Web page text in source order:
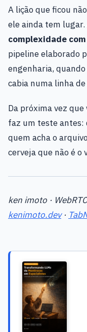
A lição que ficou
ele ainda tem
complexidade
pipeline elaborado
engenharia,
cabia numa linha
Da próxima vez
faz um teste antes:
quem acha o
cerveja que não é o
ken imoto ·
kenimoto.dev·